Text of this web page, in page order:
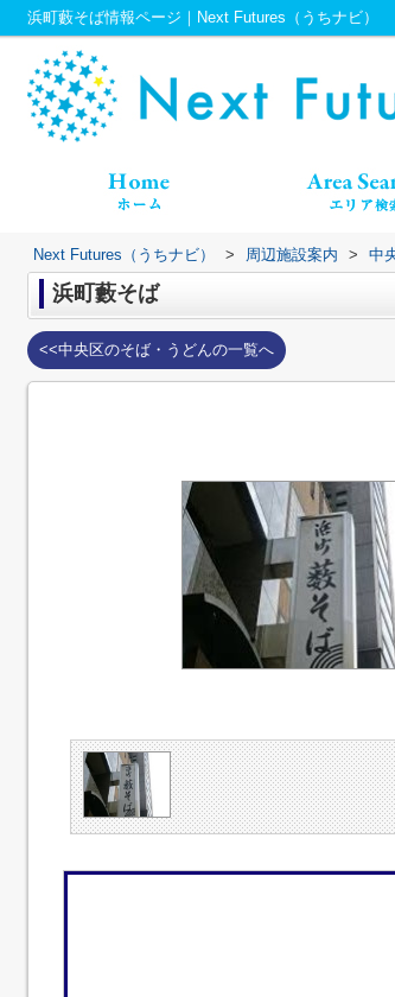
浜町藪そば情報ページ｜Next Futures（うちナビ）
Next Futures（うちナビ） > 周辺施設案内 > 中
浜町藪そば
<<中央区のそば・うどんの一覧へ